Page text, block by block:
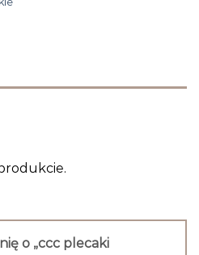
o „ccc plecaki